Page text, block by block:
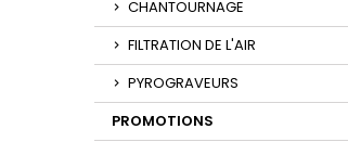
CHANTOURNAGE
FILTRATION DE L'AIR
PYROGRAVEURS
PROMOTIONS